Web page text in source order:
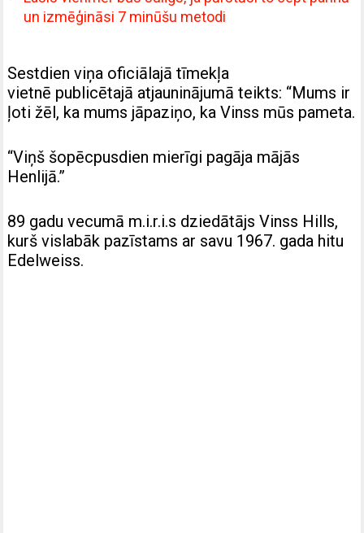
un izmēģināsi 7 minūšu metodi
Sestdien viņa oficiālajā tīmekļa
vietnē publicētajā atjauninājumā teikts: “Mums ir
ļoti žēl, ka mums jāpaziņo, ka Vinss mūs pameta.
“Viņš šopēcpusdien mierīgi pagāja mājās
Henlijā.”
89 gadu vecumā m.i.r.i.s dziedātājs Vinss Hills,
kurš vislabāk pazīstams ar savu 1967. gada hitu
Edelweiss.